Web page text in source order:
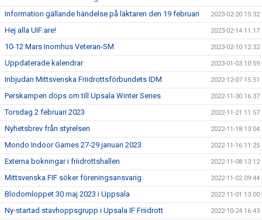
Information gällande händelse på läktaren den 19 februari 2023-02-20 15:32
Hej alla UIF:are! 2023-02-14 11:17
10-12 Mars Inomhus Veteran-SM 2023-02-10 12:32
Uppdaterade kalendrar 2023-01-03 10:59
Inbjudan Mittsvenska Friidrottsförbundets IDM 2022-12-07 15:51
Perskampen döps om till Upsala Winter Series 2022-11-30 16:37
Torsdag 2 februari 2023 2022-11-21 11:57
Nyhetsbrev från styrelsen 2022-11-18 13:04
Mondo Indoor Games 27-29 januari 2023 2022-11-16 11:25
Externa bokningar i friidrottshallen 2022-11-08 13:12
Mittsvenska FIF söker föreningsansvarig 2022-11-02 09:44
Blodomloppet 30 maj 2023 i Uppsala 2022-11-01 13:00
Ny-startad stavhoppsgrupp i Upsala IF Friidrott 2022-10-24 16:43